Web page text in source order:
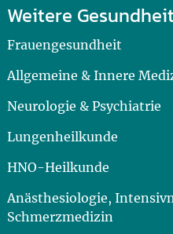
Weitere
Frauengesundheit
Allgemeine & Innere
Neurologie & Psychiatrie
Lungenheilkunde
HNO-Heilkunde
Anästhesiologie,
Schmerzmedizin